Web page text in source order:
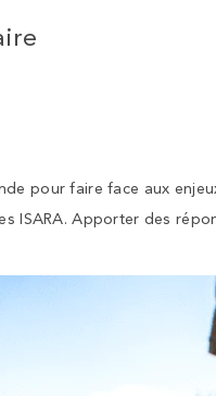
pour faire face aux
ISARA. Apporter des